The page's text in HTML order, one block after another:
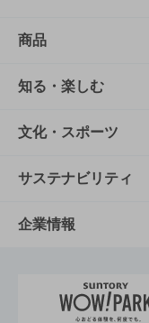
商品
商品TOP
商品一覧
商品発売情報
栄養成分一覧
知る・楽しむ
知る・楽しむTOP
キャンペーン
工場見学
地域情報
文化・スポーツ
文化・スポーツ
サントリーホール
サントリーサン
サステナビリティ
サステナビリティ
サントリーが考
企業情報
企業概要